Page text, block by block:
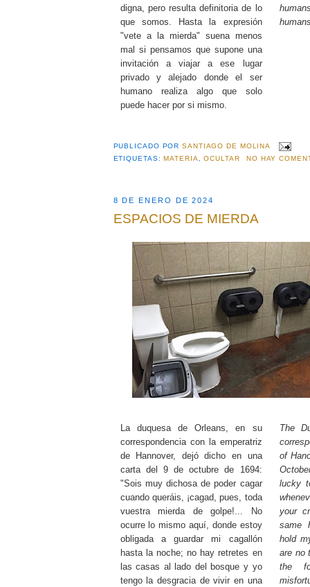
digna, pero resulta definitoria de lo
que somos. Hasta la expresión
"vete a la mierda" suena menos
mal si pensamos que supone una
invitación a viajar a ese lugar
privado y alejado donde el ser
humano realiza algo que solo
puede hacer por si mismo.
PUBLICADO PORSANTIAGO DE MOLINA
ETIQUETAS: MATERIA,OCULTAR NO HAY
8 DE ENERO DE 2024
ESPACIOS DE MIERDA
La duquesa de Orleans, en su
correspondencia con la emperatriz
de Hannover, dejó dicho en una
carta del 9 de octubre de 1694:
"Sois muy dichosa de poder cagar
cuando queráis, ¡cagad, pues, toda
vuestra mierda de golpe!... No
ocurre lo mismo aquí, donde estoy
obligada a guardar mi cagallón
hasta la noche; no hay retretes en
las casas al lado del bosque y yo
tengo la desgracia de vivir en una
The
of
lucky
your
same
hold
are no
the